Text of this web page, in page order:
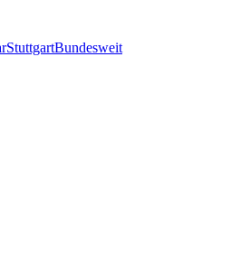
StuttgartBundesweit